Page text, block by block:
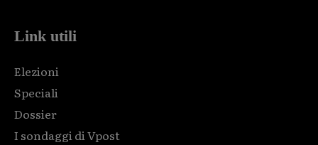
Link utili
Elezioni
Speciali
Dossier
I sondaggi di Vpost